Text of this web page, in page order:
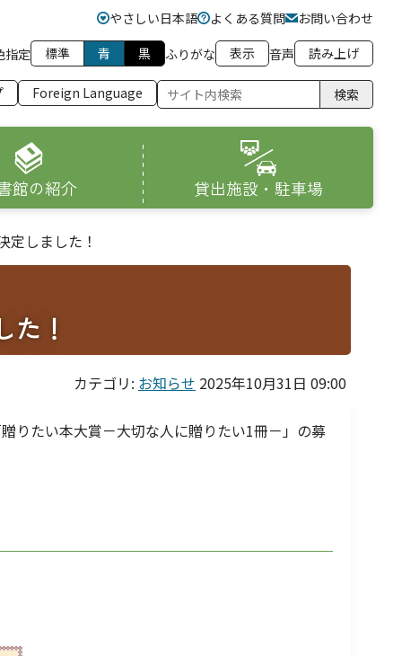
やさしい日本語 よくある質問
お問い合わせ
指定
標準 青 黒 ふりがな 表示 音声 読み上げ
Foreign Language 検索
館の紹介 貸出施設・駐車場
定しました！
た！
カテゴリ: お知らせ 2025年10月31日 09:00
りたい本大賞－大切な人に贈りたい1冊－」の募